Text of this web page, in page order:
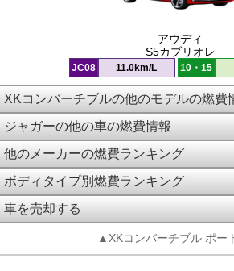
アウディ
S5カブリオレ
JC08 11.0km/L 10・15
XKコンバーチブルの他のモデルの燃費
ジャガーの他の車の燃費情報
他のメーカーの燃費ランキング
ボディタイプ別燃費ランキング
車を売却する
▲XKコンバーチブル ポー